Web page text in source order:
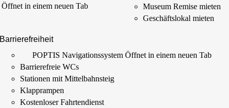
Öffnet in einem neuen Tab
Museum Remise mieten
Geschäftslokal mieten
Barrierefreiheit
POPTIS NavigationssystemÖffnet in einem neuen Tab
Barrierefreie WCs
Stationen mit Mittelbahnsteig
Klapprampen
Kostenloser Fahrtendienst